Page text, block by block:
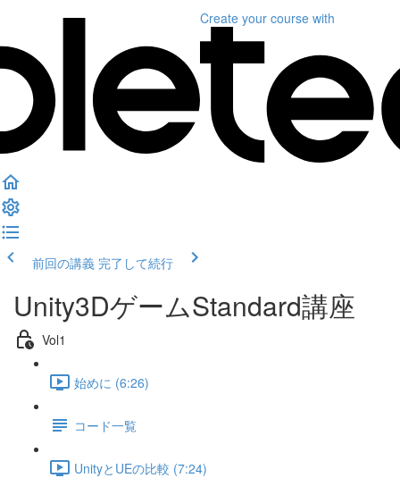
Create your course with
前回の講義 完了して続行
Unity3DゲームStandard講座
Vol1
始めに (6:26)
コード一覧
UnityとUEの比較 (7:24)